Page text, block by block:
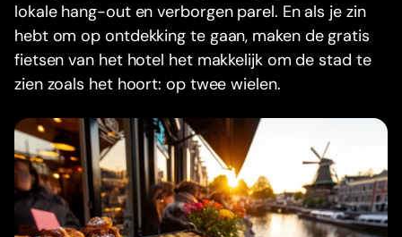
lokale hang-out en verborgen parel. En als je zin
hebt om op ontdekking te gaan, maken de gratis
fietsen van het hotel het makkelijk om de stad te
zien zoals het hoort: op twee wielen.